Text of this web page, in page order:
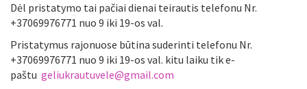
Dėl pristatymo tai pačiai dienai teirautis telefonu Nr.
+37069976771 nuo 9 iki 19-os val.
Pristatymus rajonuose būtina suderinti telefonu Nr.
+37069976771 nuo 9 iki 19-os val. kitu laiku tik e-
paštu geliukrautuvele@gmail.com